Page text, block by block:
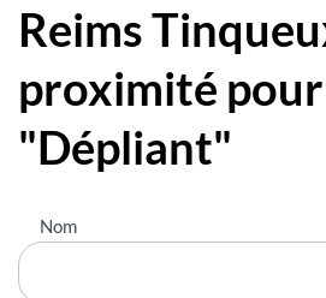
Reims
proximité pour
"Dépliant"
Nous
contacter
Nom